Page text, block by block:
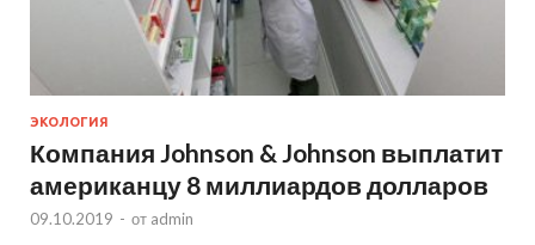
ЭКОЛОГИЯ
Компания Johnson & Johnson выплатит
американцу 8 миллиардов долларов
09.10.2019 - от admin